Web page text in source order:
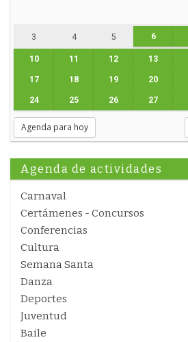
3 4 5 6
10 11 12 13
17 18 19 20
24 25 26 27
Agenda para hoy
Agenda de actividades
Carnaval
Certámenes - Concursos
Conferencias
Cultura
Semana Santa
Danza
Deportes
Juventud
Baile